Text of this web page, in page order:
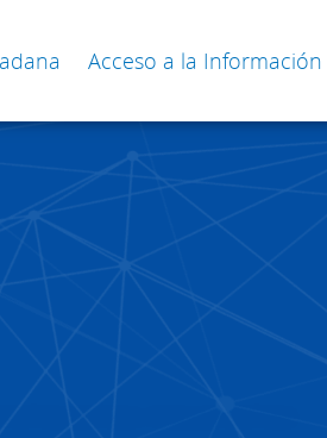
Acceso a la Información